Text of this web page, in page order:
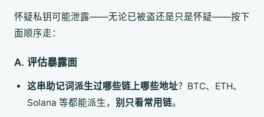
怀疑私钥可能泄露——无论已被盗还是只是怀疑——按下
面顺序走：
A. 评估暴露面
这串助记词派生过哪些链上哪些地址？BTC、ETH、
Solana 等都能派生， 别只看常用链。